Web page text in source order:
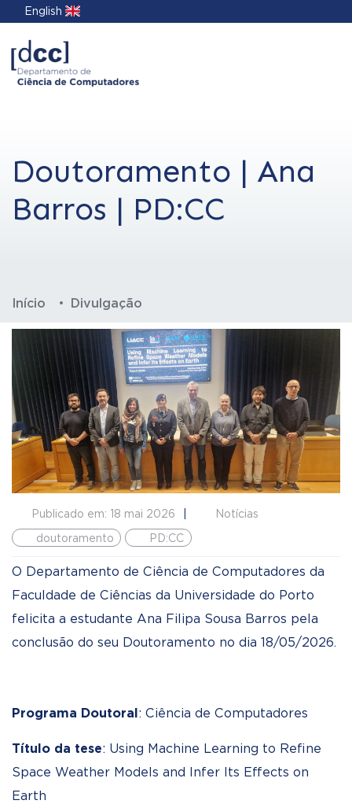
English
Doutoramento | Ana
Barros | PD:CC
Início Divulgação
Publicado em: 18 mai 2026
Notícias
doutoramento
PD:CC
O Departamento de Ciência de Computadores da
Faculdade de Ciências da Universidade do Porto
felicita a estudante Ana Filipa Sousa Barros pela
conclusão do seu Doutoramento no dia 18/05/2026.
Programa Doutoral: Ciência de Computadores
Título da tese: Using Machine Learning to Refine
Space Weather Models and Infer Its Effects on
Earth